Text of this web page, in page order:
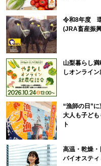
令和8年度
(JRA畜産振
山梨暮らし
しオンライン
“漁師の日”
大人も子ど
ト
高温・乾燥・
バイオステ